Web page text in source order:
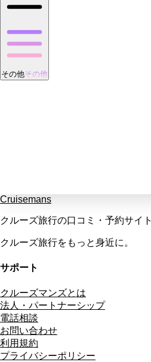
その他その他
Cruisemans
クルーズ旅行の口コミ・予約サイト
クルーズ旅行をもっと身近に。
サポート
クルーズマンズとは
法人・パートナーシップ
電話相談
お問い合わせ
利用規約
プライバシーポリシー